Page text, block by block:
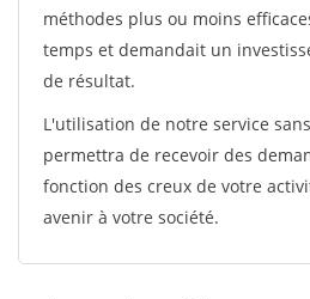
méthodes plus ou moins
temps et demandait un
de résultat.
L'utilisation de notre service
permettra de recevoir des
fonction des creux de votre
avenir à votre société.